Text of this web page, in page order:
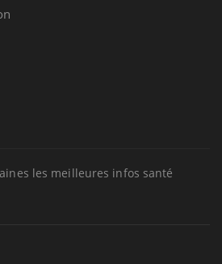
les meilleures infos santé